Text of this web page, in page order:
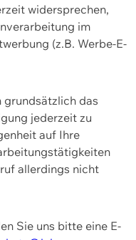
widersprechen,
im
(z.B. Werbe-E-
grundsätzlich das
jederzeit zu
auf Ihre
allerdings nicht
Sie uns bitte eine E-